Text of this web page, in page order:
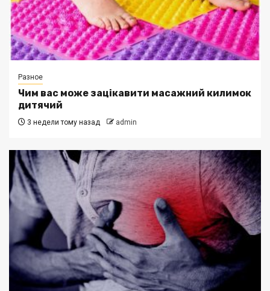
Разное
Чим вас може зацікавити масажний килимок
дитячий
3 недели тому назад admin